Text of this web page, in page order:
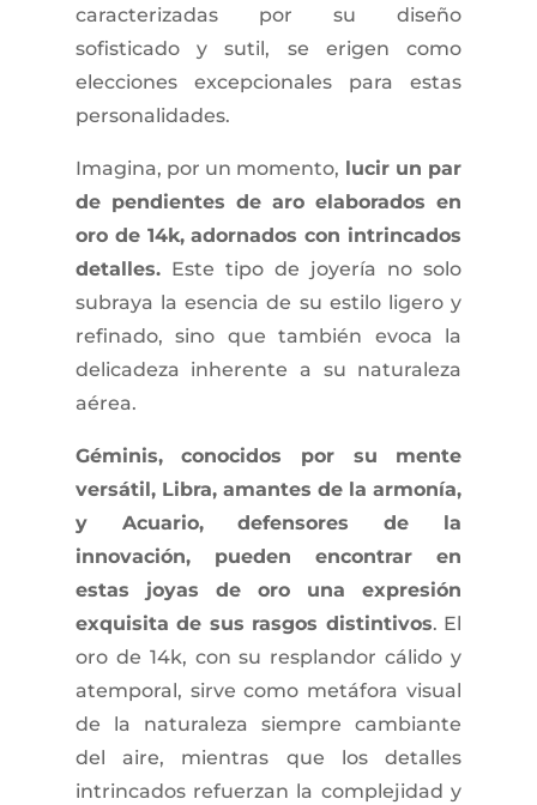
caracterizadas por su diseño
sofisticado y sutil, se erigen como
elecciones excepcionales para estas
personalidades.
Imagina, por un momento, lucir un par
de pendientes de aro elaborados en
oro de 14k, adornados con intrincados
detalles.Este tipo de joyería no solo
subraya la esencia de su estilo ligero y
refinado, sino que también evoca la
delicadeza inherente a su naturaleza
aérea.
Géminis, conocidos por su mente
versátil, Libra, amantes de la armonía,
y Acuario, defensores de la
innovación, pueden encontrar en
estas joyas de oro una expresión
exquisita de sus rasgos distintivos. El
oro de 14k, con su resplandor cálido y
atemporal, sirve como metáfora visual
de la naturaleza siempre cambiante
del aire, mientras que los detalles
intrincados refuerzan la complejidad y